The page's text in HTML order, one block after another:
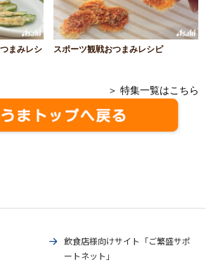
まみレシ
スポーツ観戦おつまみレシピ
＞ 特集一覧はこちら
飲食店様向けサイト「ご繁盛サポ
ートネット」